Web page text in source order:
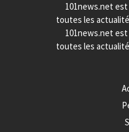
101news.net
toutes les
101news.net
toutes les